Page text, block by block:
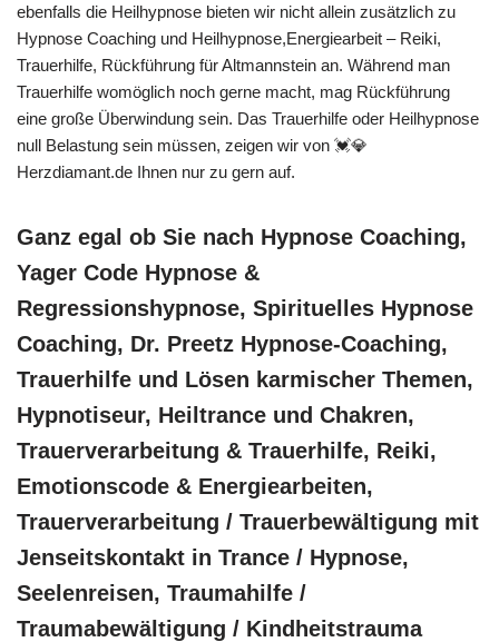
ebenfalls die Heilhypnose bieten wir nicht allein zusätzlich zu
Hypnose Coaching und Heilhypnose,Energiearbeit – Reiki,
Trauerhilfe, Rückführung für Altmannstein an. Während man
Trauerhilfe womöglich noch gerne macht, mag Rückführung
eine große Überwindung sein. Das Trauerhilfe oder Heilhypnose
null Belastung sein müssen, zeigen wir von 💓️💎
Herzdiamant.de Ihnen nur zu gern auf.
Ganz egal ob Sie nach Hypnose Coaching,
Yager Code Hypnose &
Regressionshypnose, Spirituelles Hypnose
Coaching, Dr. Preetz Hypnose-Coaching,
Trauerhilfe und Lösen karmischer Themen,
Hypnotiseur, Heiltrance und Chakren,
Trauerverarbeitung & Trauerhilfe, Reiki,
Emotionscode & Energiearbeiten,
Trauerverarbeitung / Trauerbewältigung mit
Jenseitskontakt in Trance / Hypnose,
Seelenreisen, Traumahilfe /
Traumabewältigung / Kindheitstrauma